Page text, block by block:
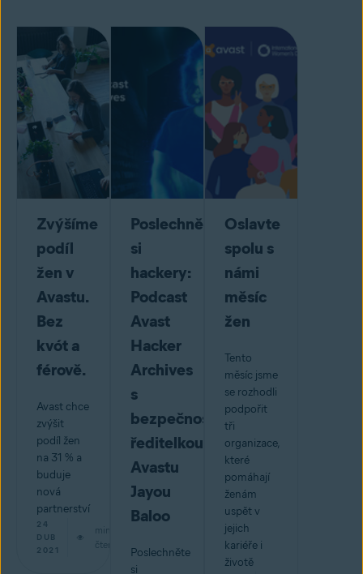
Zvýšíme
podíl
žen v
Avastu.
Bez
kvót a
férově.
Avast chce
zvýšit
podíl žen
na 31 % a
buduje
nová
partnerství
24
DUB
2021
min
čtení
Poslechněte
si
hackery:
Podcast
Avast
Hacker
Archives
s
bezpečnostní
ředitelkou
Avastu
Jayou
Baloo
Poslechněte
si
Oslavte
spolu s
námi
měsíc
žen
Tento
měsíc jsme
se rozhodli
podpořit
tři
organizace,
které
pomáhají
ženám
uspět v
jejich
kariéře i
životě